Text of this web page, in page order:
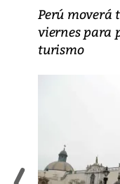
Perú moverá
viernes para
turismo